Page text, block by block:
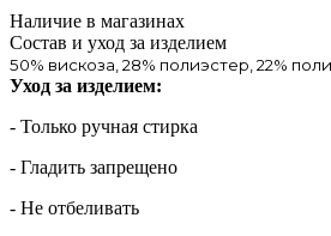
Наличие в магазинах
Состав и уход за изделием
50% вискоза, 28% полиэстер, 22%
Уход за изделием:
- Только ручная стирка
- Гладить запрещено
- Не отбеливать